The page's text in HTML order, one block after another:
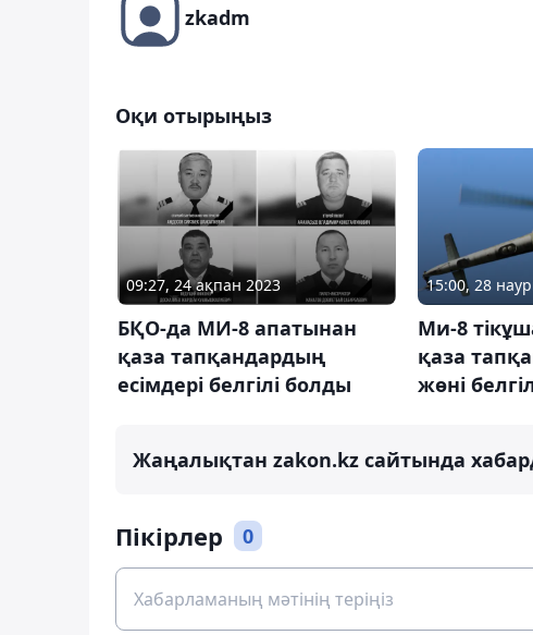
zkadm
Оқи отырыңыз
09:27, 24 ақпан 2023
БҚО-да МИ-8 апатынан
қаза тапқандардың
есімдері белгілі болды
15:00, 28
Ми-8
қаза
жөні
Жаңалықтан zakon.kz сайтында
Пікірлер 0